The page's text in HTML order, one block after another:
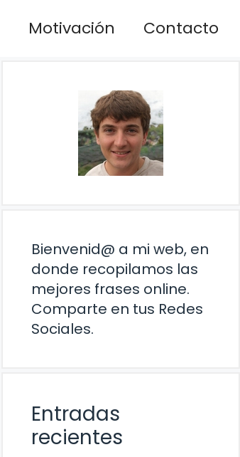
Motivación Contacto
Bienvenid@ a mi web, en
donde recopilamos las
mejores frases online.
Comparte en tus Redes
Sociales.
Entradas
recientes